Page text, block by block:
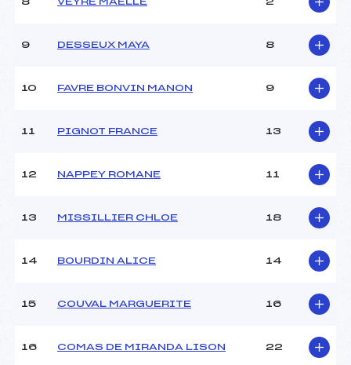
8 VEYRE MAELLE 2
9 DESSEUX MAYA 8
10 FAVRE BONVIN MANON 9
11 PIGNOT FRANCE 13
12 NAPPEY ROMANE 11
13 MISSILLIER CHLOE 18
14 BOURDIN ALICE 14
15 COUVAL MARGUERITE 16
16 COMAS DE MIRANDA LISON 22